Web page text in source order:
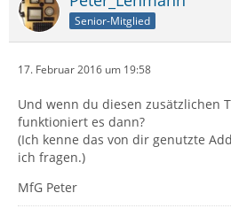
Senior-Mitglied
17. Februar 2016 um 19:58
Und wenn du diesen zusätzlichen
funktioniert es dann?
(Ich kenne das von dir genutzte
ich fragen.)
MfG Peter